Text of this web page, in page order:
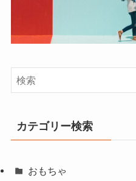
カテゴリー検索
おもちゃ